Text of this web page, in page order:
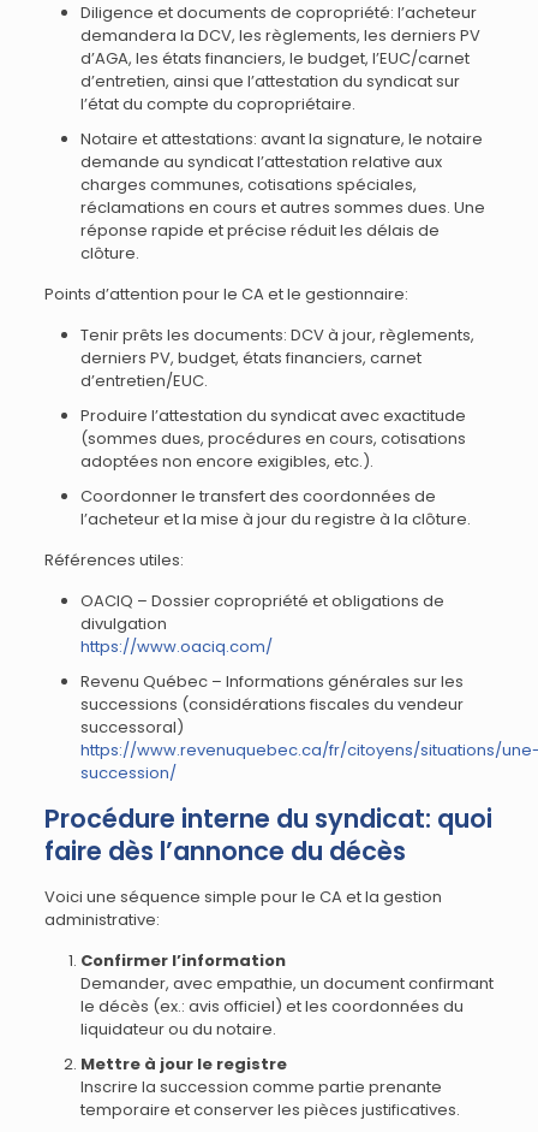
Diligence et documents de copropriété: l’acheteur
demandera la DCV, les règlements, les derniers PV
d’AGA, les états financiers, le budget, l’EUC/carnet
d’entretien, ainsi que l’attestation du syndicat sur
l’état du compte du copropriétaire.
Notaire et attestations: avant la signature, le notaire
demande au syndicat l’attestation relative aux
charges communes, cotisations spéciales,
réclamations en cours et autres sommes dues. Une
réponse rapide et précise réduit les délais de
clôture.
Points d’attention pour le CA et le gestionnaire:
Tenir prêts les documents: DCV à jour, règlements,
derniers PV, budget, états financiers, carnet
d’entretien/EUC.
Produire l’attestation du syndicat avec exactitude
(sommes dues, procédures en cours, cotisations
adoptées non encore exigibles, etc.).
Coordonner le transfert des coordonnées de
l’acheteur et la mise à jour du registre à la clôture.
Références utiles:
OACIQ – Dossier copropriété et obligations de
divulgation
https://www.oaciq.com/
Revenu Québec – Informations générales sur les
successions (considérations fiscales du vendeur
successoral)
https://www.revenuquebec.ca/fr/citoyens/situations/
succession/
Procédure interne du syndicat: quoi
faire dès l’annonce du décès
Voici une séquence simple pour le CA et la gestion
administrative:
Confirmer l’information
Demander, avec empathie, un document confirmant
le décès (ex.: avis officiel) et les coordonnées du
liquidateur ou du notaire.
Mettre à jour le registre
Inscrire la succession comme partie prenante
temporaire et conserver les pièces justificatives.